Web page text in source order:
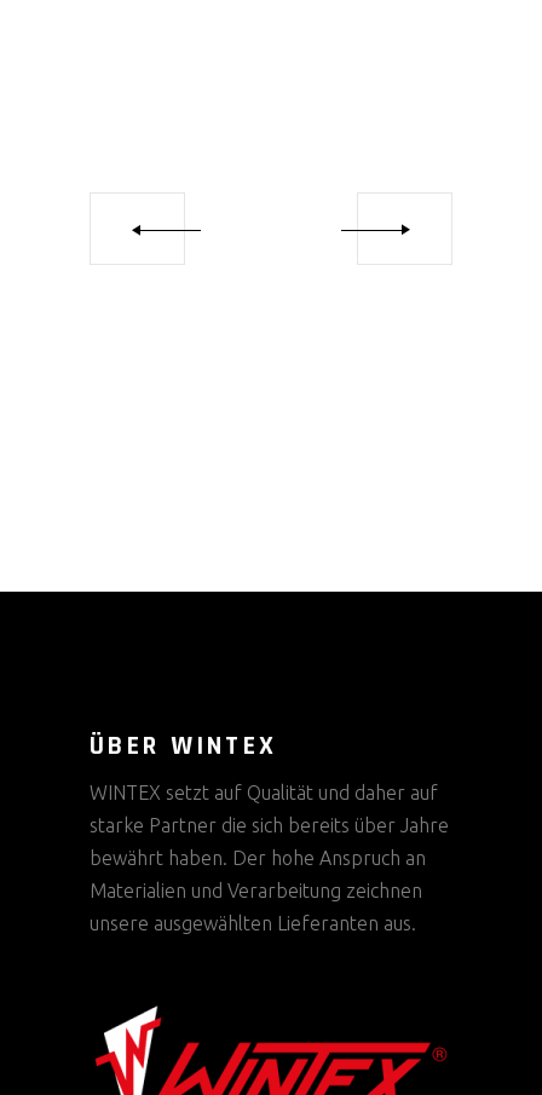
ÜBER WINTEX
WINTEX setzt auf Qualität und daher auf
starke Partner die sich bereits über Jahre
bewährt haben. Der hohe Anspruch an
Materialien und Verarbeitung zeichnen
unsere ausgewählten Lieferanten aus.